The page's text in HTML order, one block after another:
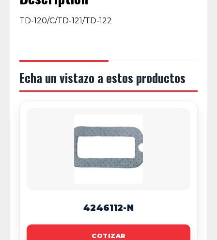
TD-120/C/TD-121/TD-122
Echa un vistazo a estos productos
4246112-N
COTIZAR